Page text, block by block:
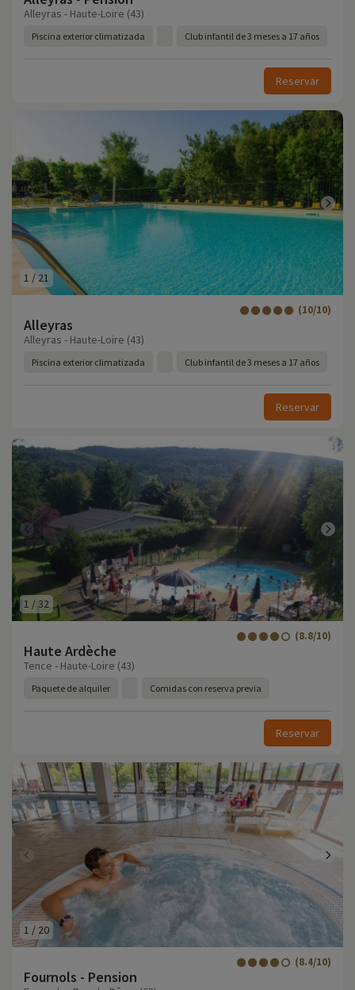
Alleyras - Haute-Loire (43)
Piscina exterior climatizada Club infantil de 3 meses a 17 años
Reservar
1 /21
Alleyras
(10/10)
Alleyras - Haute-Loire (43)
Piscina exterior climatizada Club infantil de 3 meses a 17 años
Reservar
1 /32
Haute Ardèche
(8.8/10)
Tence - Haute-Loire (43)
Paquete de alquiler Comidas con reserva previa
Reservar
1 / 20
Fournols - Pension
(8.4/10)